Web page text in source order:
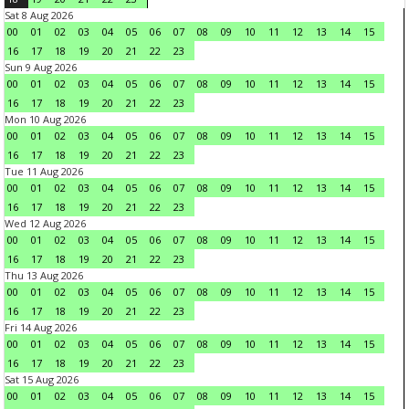
Sat 8 Aug 2026
00
01 02 03 04 05 06 07 08 09 10 11 12 13 14
15
16
17 18 19 20 21 22
23
Sun 9 Aug 2026
00
01 02 03 04 05 06 07 08 09 10 11 12 13 14
15
16
17 18 19 20 21 22
23
Mon 10 Aug 2026
00
01 02 03 04 05 06 07 08 09 10 11 12 13 14
15
16
17 18 19 20 21 22
23
Tue 11 Aug 2026
00
01 02 03 04 05 06 07 08 09 10 11 12 13 14
15
16
17 18 19 20 21 22
23
Wed 12 Aug 2026
00
01 02 03 04 05 06 07 08 09 10 11 12 13 14
15
16
17 18 19 20 21 22
23
Thu 13 Aug 2026
00
01 02 03 04 05 06 07 08 09 10 11 12 13 14
15
16
17 18 19 20 21 22
23
Fri 14 Aug 2026
00
01 02 03 04 05 06 07 08 09 10 11 12 13 14
15
16
17 18 19 20 21 22
23
Sat 15 Aug 2026
00
01 02 03 04 05 06 07 08 09 10 11 12 13 14
15